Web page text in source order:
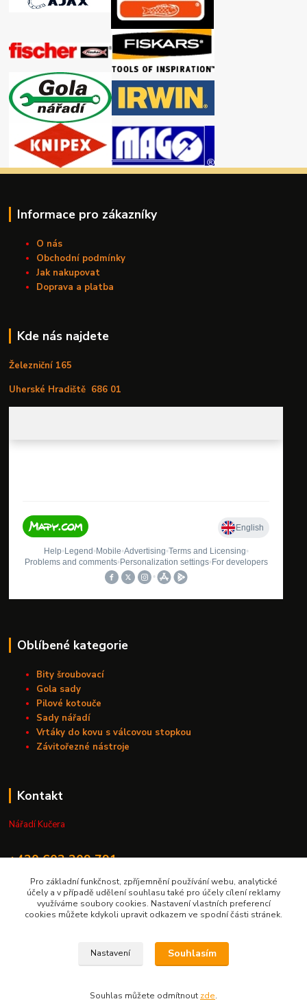
Informace pro zákazníky
O nás
Obchodní podmínky
Jak nakupovat
Doprava a platba
Kde nás najdete
Železniční 165
Uherské Hradiště 686 01
Oblíbené kategorie
Bity šroubovací
Gola sady
Pilové kotouče
Sady nářadí
Vrtáky do kovu s válcovou stopkou
Závitořezné nástroje
Kontakt
Nářadí Kučera
+420 603 209 791
info@naradikucera.cz
Upravit sběr cookies.
Pro základní funkčnost, zpříjemnění používání webu, analytické
účely a v případě udělení souhlasu také pro účely cílení reklamy
využíváme soubory cookies. Nastavení vlastních preferencí
cookies můžete kdykoli upravit odkazem ve spodní části stránek.
Nastavení Souhlasím
Souhlas můžete odmítnout zde.